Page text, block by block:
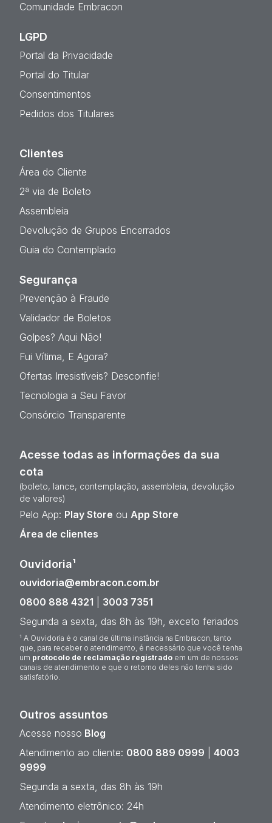
Comunidade Embracon
LGPD
Portal da Privacidade
Portal do Titular
Consentimentos
Pedidos dos Titulares
Clientes
Área do Cliente
2ª via de Boleto
Assembleia
Devolução de Grupos Encerrados
Guia do Contemplado
Segurança
Prevenção à Fraude
Validador de Boletos
Golpes? Aqui Não!
Fui Vítima, E Agora?
Ofertas Irresistíveis? Desconfie!
Tecnologia a Seu Favor
Consórcio Transparente
Acesse todas as informações da sua
cota
(boleto, lance, contemplação, assembleia, devolução
de valores)
Pelo App: Play Store ou App Store
Área de clientes
Ouvidoria¹
ouvidoria@embracon.com.br
0800 888 4321
3003 7351
Segunda a sexta, das 8h às 19h, exceto feriados
¹ A Ouvidoria é o canal de última instância na Embracon, tanto
que, para receber o atendimento, é necessário que você tenha
um protocolo de reclamação registrado em um de nossos
canais de atendimento e que o retorno deles não tenha sido
satisfatório.
Outros assuntos
Acesse nosso Blog
Atendimento ao cliente: 0800 889 0999
4003
9999
Segunda a sexta, das 8h às 19h
Atendimento eletrônico: 24h